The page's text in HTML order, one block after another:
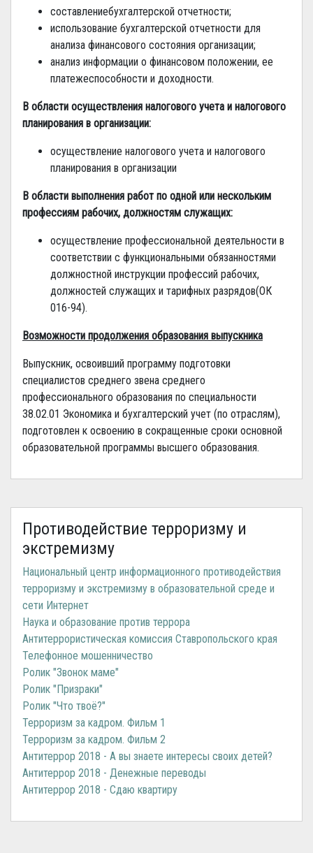
составлениебухгалтерской отчетности;
использование бухгалтерской отчетности для
анализа финансового состояния организации;
анализ информации о финансовом положении, ее
платежеспособности и доходности.
В области осуществления налогового учета и налогового
планирования в организации:
осуществление налогового учета и налогового
планирования в организации
В области выполнения работ по одной или нескольким
профессиям рабочих, должностям служащих:
осуществление профессиональной деятельности в
соответствии с функциональными обязанностями
должностной инструкции профессий рабочих,
должностей служащих и тарифных разрядов(ОК
016-94).
Возможности продолжения образования выпускника
Выпускник, освоивший программу подготовки
специалистов среднего звена среднего
профессионального образования по специальности
38.02.01 Экономика и бухгалтерский учет (по отраслям),
подготовлен к освоению в сокращенные сроки основной
образовательной программы высшего образования.
Противодействие терроризму и
экстремизму
Национальный центр информационного противодействия
терроризму и экстремизму в образовательной среде и
сети Интернет
Наука и образование против террора
Антитеррористическая комиссия Ставропольского края
Телефонное мошенничество
Ролик "Звонок маме"
Ролик "Призраки"
Ролик "Что твоё?"
Терроризм за кадром. Фильм 1
Терроризм за кадром. Фильм 2
Антитеррор 2018 - А вы знаете интересы своих детей?
Антитеррор 2018 - Денежные переводы
Антитеррор 2018 - Сдаю квартиру